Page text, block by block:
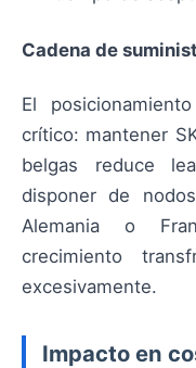
Cadena de
El
crítico: mantener
belgas reduce
disponer de
Alemania o
crecimiento
excesivamente.
Impacto en